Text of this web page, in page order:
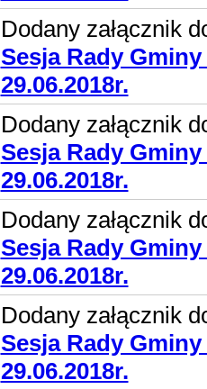
Dodany załącznik
Sesja Rady
29.06.2018r.
Dodany załącznik
Sesja Rady
29.06.2018r.
Dodany załącznik
Sesja Rady
29.06.2018r.
Dodany załącznik
Sesja Rady
29.06.2018r.